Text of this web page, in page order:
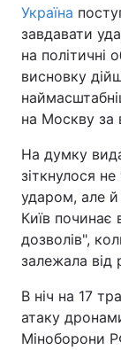
Україна
завдавати
на політичні
висновку
на Москву за
На думку
зіткнулося
ударом, але
Київ починає
дозволів",
залежала від
В ніч на 17
атаку
Міноборони